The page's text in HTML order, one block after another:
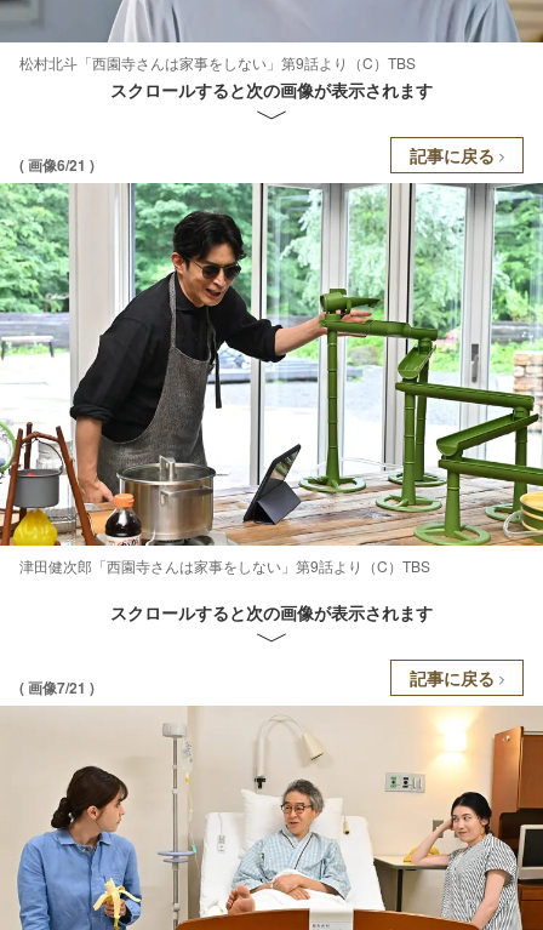
松村北斗「西園寺さんは家事をしない」第9話より（C）TBS
スクロールすると次の画像が表示されます
( 画像6/21 ) 記事に戻る
津田健次郎「西園寺さんは家事をしない」第9話より（C）TBS
スクロールすると次の画像が表示されます
( 画像7/21 ) 記事に戻る